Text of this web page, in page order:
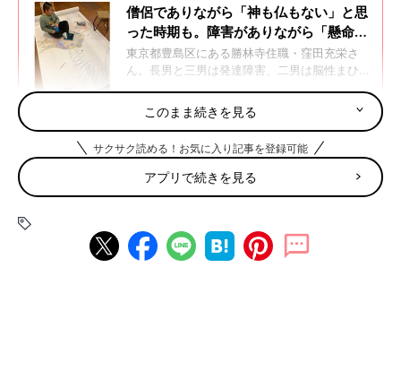
僧侶でありながら「神も仏もない」と思
った時期も。障害がありながら「懸命に
生きる3人の息子たち」と共に生きる
日々【体験談】
東京都豊島区にある勝林寺住職・窪田充栄さ
ん。長男と三男は発達障害、二男は脳性まひに
あります。窪田さん自身も障害児の親となり、
それまで感じたことのなかった孤独や先のこと
がまったく考えられない不安にさいなまれる毎
日、大変すぎて診断を受けた当時の記憶はあま
りないと、隣で話を聞く妻の奈保さんと当時を
振り返ります。前編では、障害のある子どもの
「1人じゃない」。自分自身も前を向くために始め
た「くつろぎば」
このまま続きを見る
サクサク読める！お気に入り記事を登録可能
アプリで続きを見る